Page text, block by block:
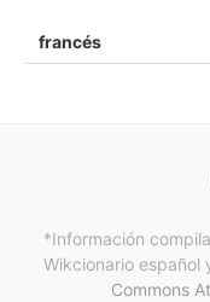
francés
*Información
Wikcionario español
Commons